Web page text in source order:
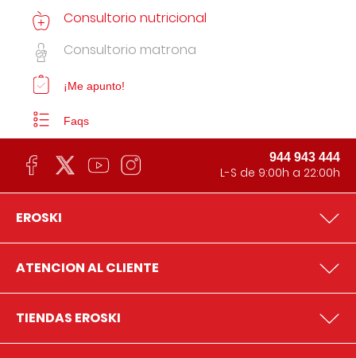
Consultorio nutricional
Consultorio matrona
¡Me apunto!
Faqs
944 943 444
L-S de 9:00h a 22:00h
EROSKI
ATENCION AL CLIENTE
TIENDAS EROSKI